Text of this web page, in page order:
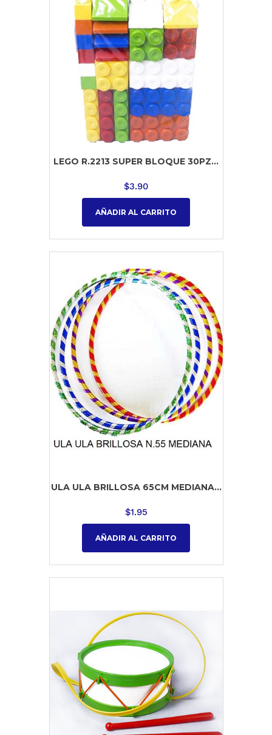
LEGO R.2213 SUPER BLOQUE 30PZ...
$3.90
AÑADIR AL CARRITO
ULA ULA BRILLOSA 65CM MEDIANA...
$1.95
AÑADIR AL CARRITO